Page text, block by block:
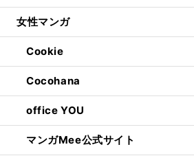
女性マンガ
Cookie
Cocohana
office YOU
マンガMee公式サイト